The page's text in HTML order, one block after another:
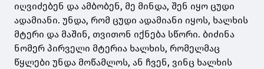
იღვიძებენ და ამბობენ, მე მინდა, შენ იყო ცუდი
ადამიანი. უნდა, რომ ცუდი ადამიანი იყოს, ხალხის
მტერი და მაშინ, თვითონ იქნება სწორი. ბიძინა
ნომერ პირველი მტერია ხალხის, რომელმაც
წყლები უნდა მოწამლოს, ან ჩვენ, ვინც ხალხის